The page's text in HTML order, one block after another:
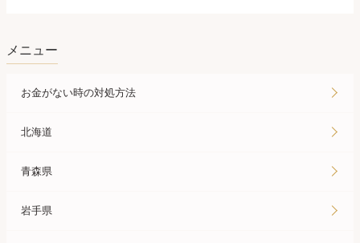
メニュー
お金がない時の対処方法
北海道
青森県
岩手県